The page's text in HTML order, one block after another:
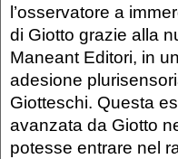
l’osservatore a
di Giotto grazie alla
Maneant Editori, in
adesione
Giotteschi. Questa
avanzata da Giotto
potesse entrare nel